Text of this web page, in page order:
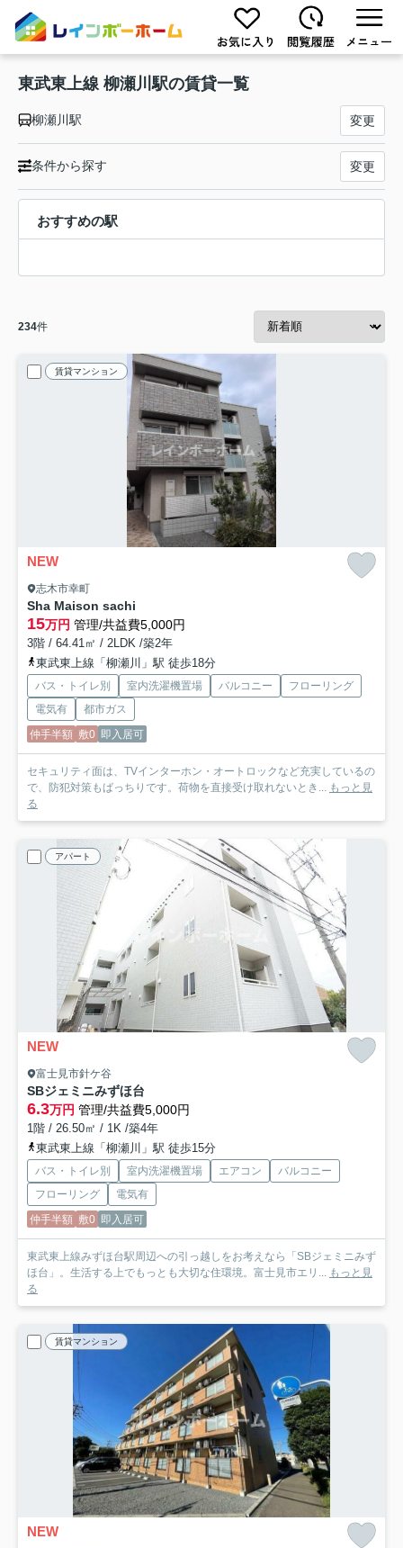
東武東上線 柳瀬川駅の賃貸一覧
柳瀬川駅 変更
条件から探す 変更
おすすめの駅
234件
賃貸マンション
NEW
志木市幸町
Sha Maison sachi
15万円 管理/共益費5,000円
3階 / 64.41㎡ / 2LDK /築2年
東武東上線「柳瀬川」駅 徒歩18分
バス・トイレ別 室内洗濯機置場 バルコニー
フローリング
電気有
都市ガス
仲手半額 敷0 即入居可
セキュリティ面は、TVインターホン・オートロックなど充実しているの
で、防犯対策もばっちりです。荷物を直接受け取れないとき...
もっと見
る
アパート
NEW
富士見市針ケ谷
SBジェミニみずほ台
6.3万円 管理/共益費5,000円
1階 / 26.50㎡ / 1K /築4年
東武東上線「柳瀬川」駅 徒歩15分
バス・トイレ別 室内洗濯機置場 エアコン
バルコニー
フローリング
電気有
仲手半額 敷0 即入居可
東武東上線みずほ台駅周辺への引っ越しをお考えなら「SBジェミニみず
ほ台」。生活する上でもっとも大切な住環境。富士見市エリ...
もっと見
る
賃貸マンション
NEW